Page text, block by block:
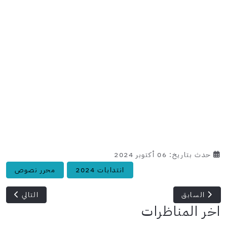
حدث بتاريخ: 06 أكتوبر 2024
انتدابات 2024 محرر نصوص
المقال السابق: الجامعة الأوروبية بتونس: انتداب عامل بكافيتيريا
السابق المقال
التالي
اخر المناظرات